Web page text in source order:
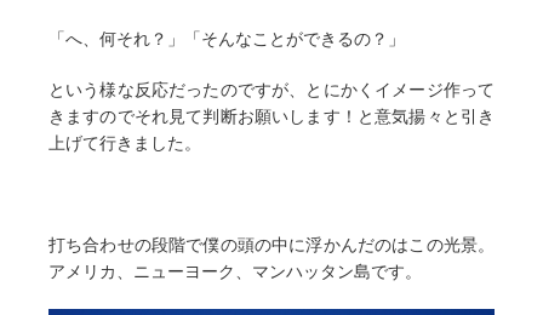
「へ、何それ？」「そんなことができるの？」
という様な反応だったのですが、とにかくイメージ作って
きますのでそれ見て判断お願いします！と意気揚々と引き
上げて行きました。
打ち合わせの段階で僕の頭の中に浮かんだのはこの光景。
アメリカ、ニューヨーク、マンハッタン島です。